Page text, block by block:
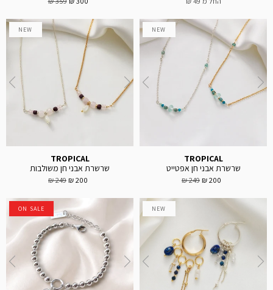
NEW
TROPICAL
שרשרת אבני חן אפטייט
200 ₪
249 ₪
NEW
TROPICAL
שרשרת אבני חן משולבות
200 ₪
249 ₪
NEW
ON SALE